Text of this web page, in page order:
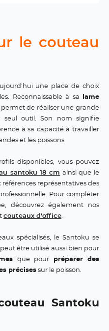
le couteau
une place de choix
Reconnaissable à sa
lame
permet de réaliser une grande
seul outil. Son nom signifie
à sa capacité à travailler
et les poissons.
disponibles, vous pouvez
santoku 18 cm ainsi que le
références représentatives des
Pour compléter
découvrez également nos
couteaux d'office.
spécialisés, le Santoku se
peut être utilisé aussi bien pour
que pour
préparer des
précises sur le poisson.
Santoku